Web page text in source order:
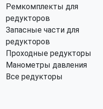
Ремкомплекты для
редукторов
Запасные части для
редукторов
Проходные редукторы
Манометры давления
Все редукторы